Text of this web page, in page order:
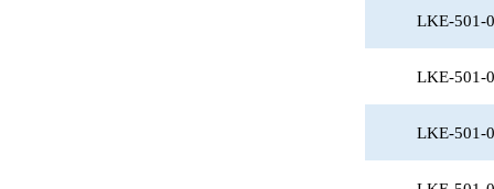
LKE-501-
LKE-501-
LKE-501-